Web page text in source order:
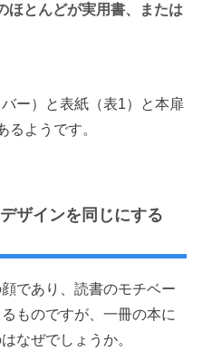
ほとんどが実用書、または
ー）と表紙（表1）と本扉
るようです。
ザインを同じにする
であり、読書のモチベー
ものですが、一冊の本に
なぜでしょうか。